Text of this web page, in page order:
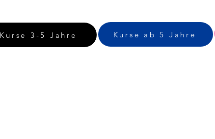
Kurse 3-5 Jahre Kurse ab 5 Jahre